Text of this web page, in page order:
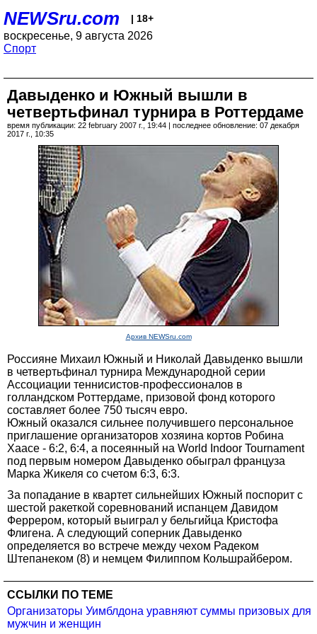
NEWSru.com | 18+
воскресенье, 9 августа 2026
Спорт
Давыденко и Южный вышли в
четвертьфинал турнира в Роттердаме
время публикации: 22 february 2007 г., 19:44 | последнее обновление: 07 декабря
2017 г., 10:35
Архив NEWSru.com
Россияне Михаил Южный и Николай Давыденко вышли
в четвертьфинал турнира Международной серии
Ассоциации теннисистов-профессионалов в
голландском Роттердаме, призовой фонд которого
составляет более 750 тысяч евро.
Южный оказался сильнее получившего персональное
приглашение организаторов хозяина кортов Робина
Хаасе - 6:2, 6:4, а посеянный на World Indoor Tournament
под первым номером Давыденко обыграл француза
Марка Жикеля со счетом 6:3, 6:3.
За попадание в квартет сильнейших Южный поспорит с
шестой ракеткой соревнований испанцем Давидом
Феррером, который выиграл у бельгийца Кристофа
Флигена. А следующий соперник Давыденко
определяется во встрече между чехом Радеком
Штепанеком (8) и немцем Филиппом Кольшрайбером.
ССЫЛКИ ПО ТЕМЕ
Организаторы Уимблдона уравняют суммы призовых для
мужчин и женщин